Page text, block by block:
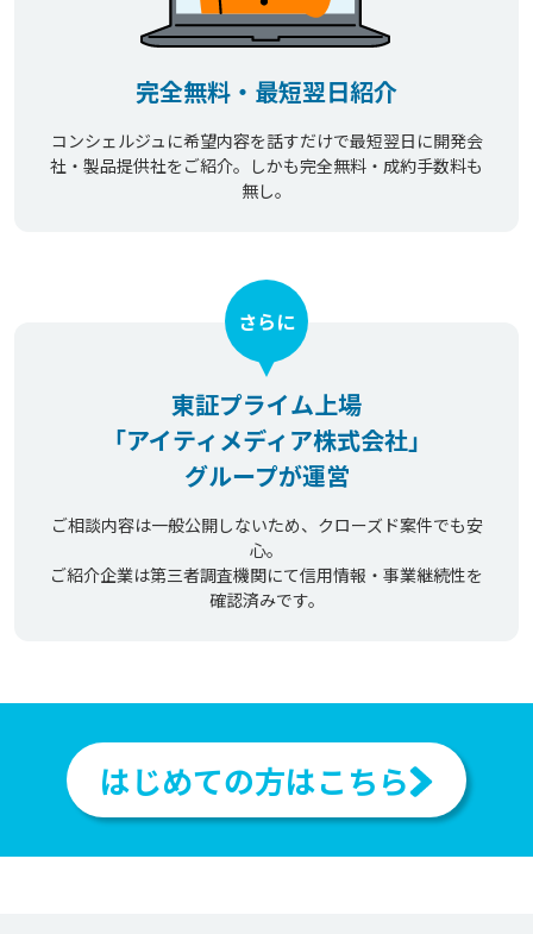
完全無料・最短翌日紹介
コンシェルジュに希望内容を話すだけで最短翌日に開発会
社・製品提供社をご紹介。しかも完全無料・成約手数料も
無し。
東証プライム上場
「アイティメディア株式会社」
グループが運営
さらに
ご相談内容は一般公開しないため、クローズド案件でも安
心。
ご紹介企業は第三者調査機関にて信用情報・事業継続性を
確認済みです。
はじめての方はこちら